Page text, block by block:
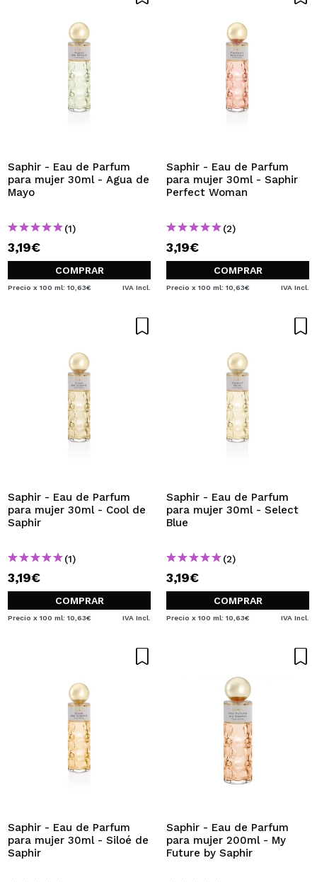
Saphir - Eau de Parfum
para mujer 30ml - Agua de
Mayo
(1)
3,19€
COMPRAR
Precio x 100 ml: 10,63€ IVA Incl.
Saphir - Eau de Parfum
para mujer 30ml - Saphir
Perfect Woman
(2)
3,19€
COMPRAR
Precio x 100 ml: 10,63€ IVA Incl.
Saphir - Eau de Parfum
para mujer 30ml - Cool de
Saphir
(1)
3,19€
COMPRAR
Precio x 100 ml: 10,63€ IVA Incl.
Saphir - Eau de Parfum
para mujer 30ml - Select
Blue
(2)
3,19€
COMPRAR
Precio x 100 ml: 10,63€ IVA Incl.
Saphir - Eau de Parfum
para mujer 30ml - Siloé de
Saphir
Saphir - Eau de Parfum
para mujer 200ml - My
Future by Saphir